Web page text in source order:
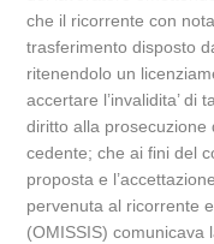
che il ricorrente con
trasferimento disposto
ritenendolo un
accertare l’invalidita’ di
diritto alla
cedente; che ai fini del
proposta e
pervenuta al ricorrente
(OMISSIS) comunicava